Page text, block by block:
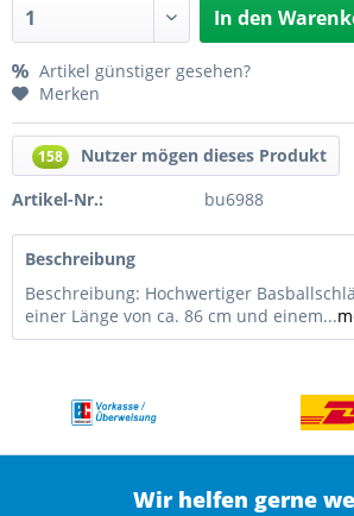
In den
Artikel günstiger gesehen?
Merken
158 Nutzer mögen dieses Produkt
Artikel-Nr.:
bu6988
Beschreibung
Beschreibung: Hochwertiger
einer Länge von ca. 86 cm und einem...
Wir helfen gerne